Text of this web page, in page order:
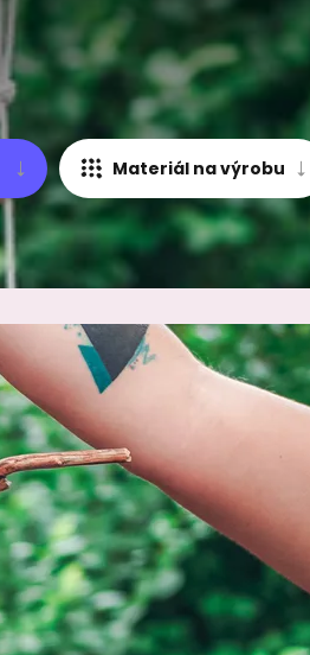
Materiál na výrobu